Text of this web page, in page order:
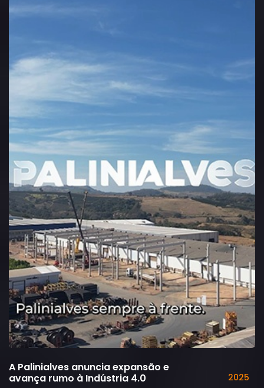
A Palinialves anuncia expansão e
avança rumo à Indústria 4.0
2025